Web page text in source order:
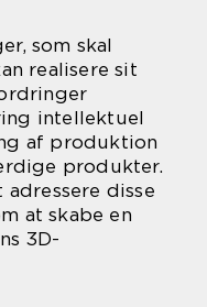
som skal
realisere sit
intellektuel
af produktion
produkter.
disse
at skabe en
3D-